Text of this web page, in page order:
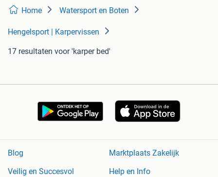
Home Watersport en Boten
Hengelsport | Karpervissen
17 resultaten voor 'karper bed'
Blog
Marktplaats Zakelijk
Veilig en Succesvol
Help en Info